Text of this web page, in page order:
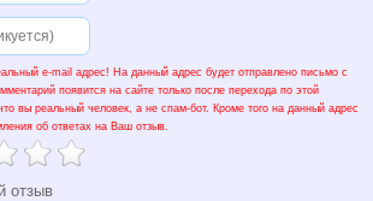
e-mail адрес! На данный адрес будет отправлено письмо с
появится на сайте только после перехода по этой
вы реальный человек, а не спам-бот. Кроме того на данный адрес
об ответах на Ваш отзыв.
отзыв